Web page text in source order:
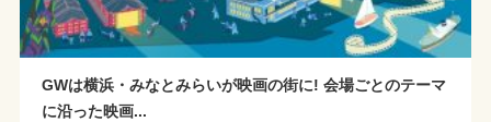
GWは横浜・みなとみらいが映画の街に! 会場ごとのテーマ
に沿った映画...